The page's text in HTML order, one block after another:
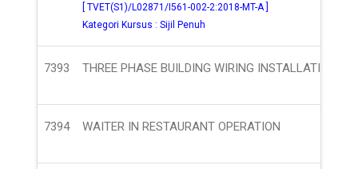
[ TVET(S1)/L02871/I561-002-2:2018-MT-A ]
Kategori Kursus : Sijil Penuh
7393 THREE PHASE BUILDING WIRING INSTALLATION &
7394 WAITER IN RESTAURANT OPERATION